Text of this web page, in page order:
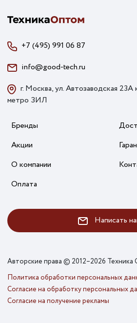
+7 (495) 991 06 87
info@good-tech.ru
г. Москва, ул. Автозаводская 23А
метро ЗИЛ
Бренды
Акции
О компании
Оплата
Написать
Авторские права © 2012–2026
Политика обработки персональных
Согласие на обработку персональных
Согласие на получение рекламы